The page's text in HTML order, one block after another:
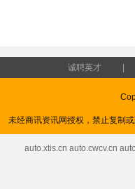
诚聘英才
未经商讯资讯网授权，禁止复制
auto.xtis.cn auto.cwcv.cn